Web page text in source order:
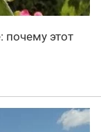
почему этот